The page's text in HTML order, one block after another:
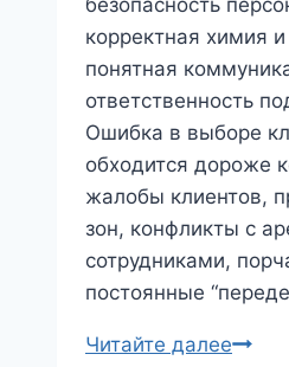
корректная химия и
понятная
ответственность
Ошибка в выборе
обходится дороже
жалобы клиентов,
зон, конфликты с
сотрудниками,
постоянные
Читайте далееКак